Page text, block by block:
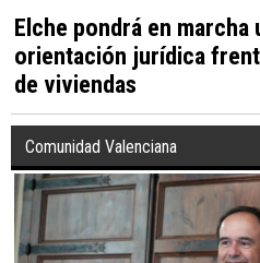
Elche pondrá en marcha
de viviendas
Comunidad Valenciana